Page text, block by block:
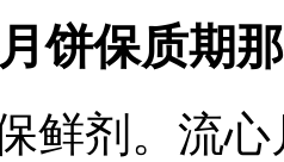
饼保质期
鲜剂。流